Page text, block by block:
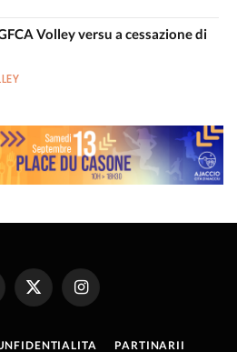
Volley versu a cessazione di
X
Instagram
PARTINARII